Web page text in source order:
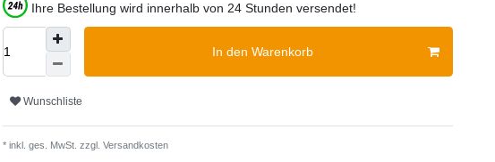
Ihre Bestellung wird innerhalb von 24 Stunden versendet!
In den Warenkorb
Wunschliste
* inkl. ges. MwSt. zzgl. Versandkosten